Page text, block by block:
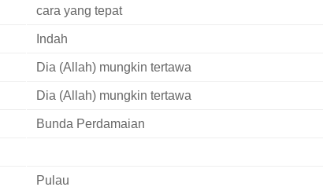
cara yang tepat
Indah
Dia (Allah) mungkin tertawa
Dia (Allah) mungkin tertawa
Bunda Perdamaian
Pulau